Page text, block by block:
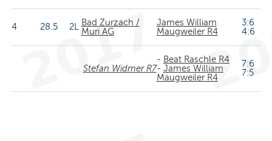
4 28.5 2LBad Zurzach /
Muri AG
James William
Maugweiler R4
3:6
4:6
Stefan Widmer R7
- Beat Raschle R4
- James William
Maugweiler R4
7:6
7:5